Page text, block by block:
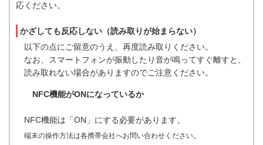
応ください。
かざしても反応しない（読み取りが始まらない）
以下の点にご留意のうえ、再度読み取りください。
なお、スマートフォンが振動したり音が鳴ってすぐ離すと、
読み取れない場合がありますのでご注意ください。
NFC機能がONになっているか
NFC機能は「ON」にする必要があります。
端末の操作方法は各携帯会社へお問い合わせください。